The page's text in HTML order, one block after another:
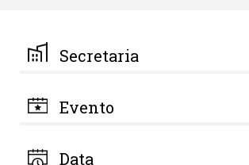
palavra-
chave
Secretaria
Evento
Data